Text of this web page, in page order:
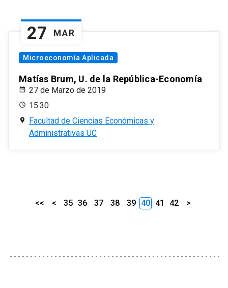
27 MAR
Microeconomía Aplicada
Matías Brum, U. de la República-Economía
27 de Marzo de 2019
15:30
Facultad de Ciencias Económicas y
Administrativas UC
<< < 35 36 37 38 39 40 41 42 >